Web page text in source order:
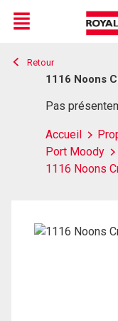
Live
En Direct
Menu
Retour
1116 Noons
Pas
Accueil
Port Moody
1116 Noons